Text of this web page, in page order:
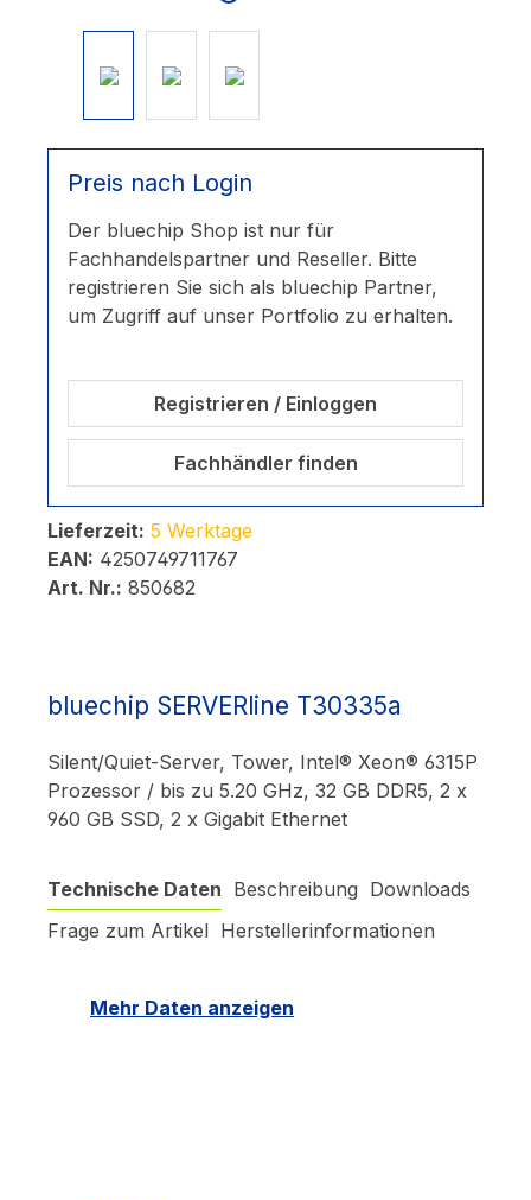
Preis nach Login
Der bluechip Shop ist nur für
Fachhandelspartner und Reseller. Bitte
registrieren Sie sich als bluechip Partner,
um Zugriff auf unser Portfolio zu erhalten.
Registrieren / Einloggen
Fachhändler finden
Lieferzeit: 5 Werktage
EAN: 4250749711767
Art. Nr.: 850682
bluechip SERVERline T30335a
Silent/Quiet-Server, Tower, Intel® Xeon® 6315P
Prozessor / bis zu 5.20 GHz, 32 GB DDR5, 2 x
960 GB SSD, 2 x Gigabit Ethernet
Technische Daten Beschreibung Downloads
Frage zum Artikel Herstellerinformationen
Mehr Daten anzeigen